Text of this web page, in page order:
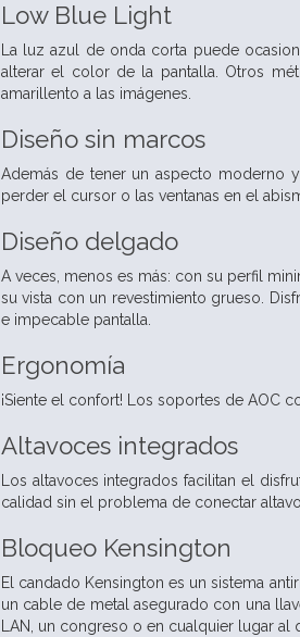
Low Blue Light
La luz azul de onda corta puede
alterar el color de la pantalla. Otros
amarillento a las imágenes.
Diseño sin marcos
Además de tener un aspecto moderno
perder el cursor o las ventanas en el
Diseño delgado
A veces, menos es más: con su perfil
su vista con un revestimiento grueso.
e impecable pantalla.
Ergonomía
¡Siente el confort! Los soportes de AOC
Altavoces integrados
Los altavoces integrados facilitan el
calidad sin el problema de conectar
Bloqueo Kensington
El candado Kensington es un sistema
un cable de metal asegurado con una
LAN, un congreso o en cualquier lugar al